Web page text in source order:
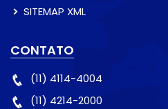
SITEMAP XML
CONTATO
(11) 4114-4004
(11) 4214-2000